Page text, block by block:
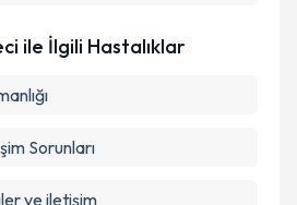
ile İlgili Hastalıklar
Sorunları
ve iletişim